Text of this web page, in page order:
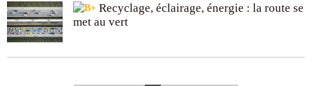
Recyclage, éclairage, énergie : la route se
met au vert